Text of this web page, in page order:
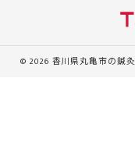
© 2026 香川県丸亀市の鍼灸